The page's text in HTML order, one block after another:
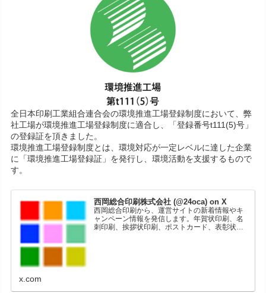
全日本印刷工業組合連合会の環境推進工場登録制度において、弊
社工場が環境推進工場登録制度に適合し、「登録番号t111(5)号」
の登録証を頂きました。
環境推進工場登録制度とは、環境対応が一定レベルに達した企業
に「環境推進工場登録証」を発行し、環境活動を支援するもので
す。
西岡総合印刷株式会社 (@24oca) on X
西岡総合印刷から、運営サイトの新着情報やキ
ャンペーン情報を発信します。年賀状印刷、名
刺印刷、挨拶状印刷、ポストカード、表彰状印
x.com